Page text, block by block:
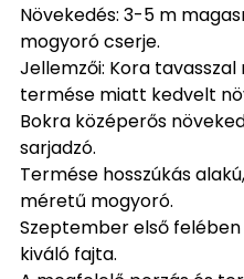
Növekedés: 3-5 m
mogyoró cserje.
Jellemzői: Kora
termése miatt kedvelt
Bokra középerős
sarjadzó.
Termése hosszúkás
méretű mogyoró.
Szeptember első
kiváló fajta.